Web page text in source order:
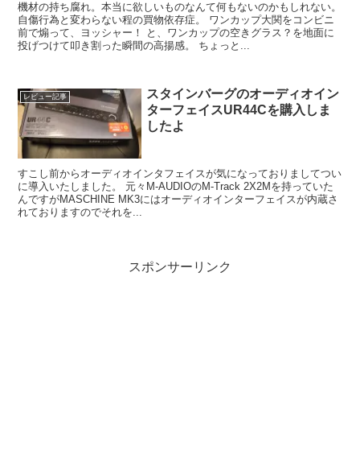
機材の持ち腐れ。本当に欲しいものなんて何もないのかもしれない。
自傷行為と変わらない程の買物依存症。 ワンカップ大関をコンビニ
前で煽って、ヨッシャー！ と、ワンカップの空きグラス？を地面に
投げつけて叩き割った瞬間の高揚感。 ちょっと...
レビュー記事
スタインバーグのオーディオイン
ターフェイスUR44Cを購入しま
したよ
すこし前からオーディオインタフェイスが気になっておりましてつい
に導入いたしました。 元々M-AUDIOのM-Track 2X2Mを持っていた
んですがMASCHINE MK3にはオーディオインターフェイスが内蔵さ
れておりますのでそれを...
スポンサーリンク